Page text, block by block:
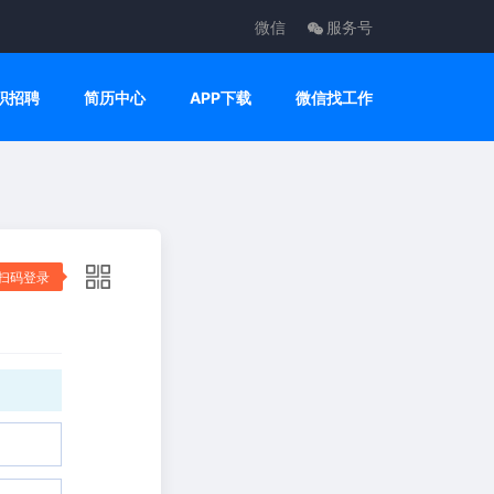
微信 服务号
招聘 简历中心 APP下载 微信找工作
码登录